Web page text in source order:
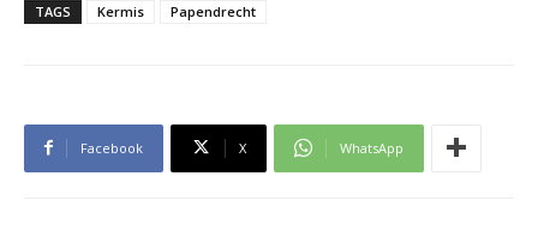
TAGS Kermis Papendrecht
Facebook X WhatsApp